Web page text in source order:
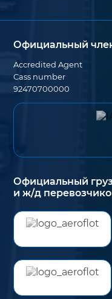
Официальный
Accredited Agent
Cass number
92470700000
Официальный
и ж/д